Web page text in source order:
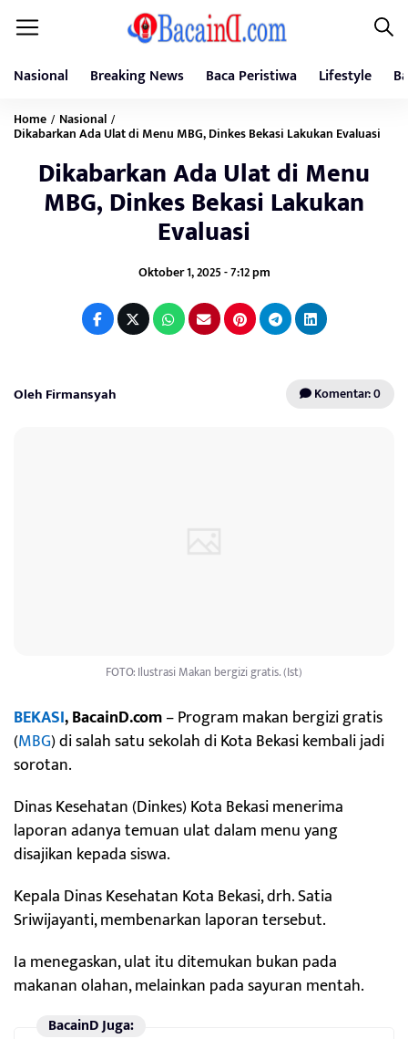
Nasional Breaking News Baca Peristiwa Lifestyle
Home / Nasional /
Dikabarkan Ada Ulat di Menu MBG, Dinkes Bekasi Lakukan Evaluasi
Dikabarkan Ada Ulat di Menu
MBG, Dinkes Bekasi Lakukan
Evaluasi
Oktober 1, 2025 - 7:12 pm
Oleh Firmansyah Komentar: 0
FOTO: Ilustrasi Makan bergizi gratis. (Ist)
BEKASI, BacainD.com– Program makan bergizi gratis
(MBG) di salah satu sekolah di Kota Bekasi kembali jadi
sorotan.
Dinas Kesehatan (Dinkes) Kota Bekasi menerima
laporan adanya temuan ulat dalam menu yang
disajikan kepada siswa.
Kepala Dinas Kesehatan Kota Bekasi, drh. Satia
Sriwijayanti, membenarkan laporan tersebut.
Ia menegaskan, ulat itu ditemukan bukan pada
makanan olahan, melainkan pada sayuran mentah.
BacainD Juga: